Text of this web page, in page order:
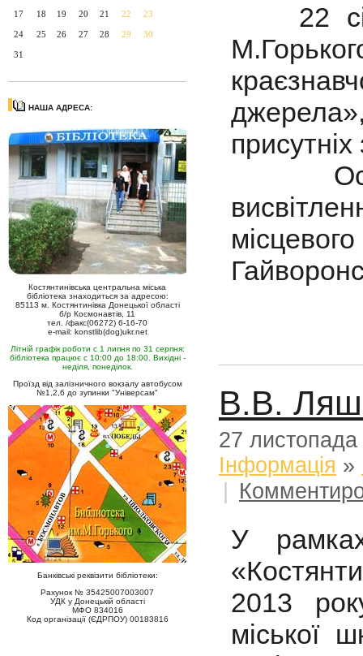
17 18 19 20 21 22 23
24 25 26 27 28 29 30
31
НАША АДРЕСА:
Костянтинівська центральна міська
бібліотека знаходиться за адресою:
85113 м. Костянтинівка Донецької області
б/р Космонавтів, 11
тел. /факс(06272) 6-16-70
e-mail: konstlib(dog)ukr.net
Літній графік роботи с 1 липня по 31 серпня:
бібліотека працює с 10:00 до 18:00. Вихідні -
неділя, понеділок.
Проїзд від залізничного вокзалу автобусом
№1,2,6 до зупинки "Універсам"
Банківські реквізити бібліотеки:
Рахунок № 35425007003007
УДК у Донецькій області
МФО 834016
Код організації (ЄДРПОУ) 00183816
22
В.В.
27
Iнформацiя »
У рамках
2013
міської